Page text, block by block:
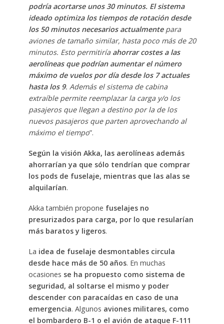
podría acortarse unos 30 minutos. El sistema
ideado optimiza los tiempos de rotación desde
los 50 minutos necesarios actualmentepara
aviones de tamaño similar, hasta poco más de 20
minutos. Esto permitiría ahorrar costes a las
aerolíneas que podrían aumentar el número
máximo de vuelos por día desde los 7 actuales
hasta los 9. Además el sistema de cabina
extraíble permite reemplazar la carga y/o los
pasajeros que llegan a destino por la de los
nuevos pasajeros que parten aprovechando al
máximo el tiempo”.
Según la visión Akka, las aerolíneas además
ahorrarían ya que sólo tendrían que comprar
los pods de fuselaje, mientras que las alas se
alquilarían.
Akka también propone fuselajes no
presurizados para carga, por lo que resularían
más baratos y ligeros.
La idea de fuselaje desmontables circula
desde hace más de 50 años. En muchas
ocasiones se ha propuesto como sistema de
seguridad, al soltarse el mismo y poder
descender con paracaídas en caso de una
emergencia. Algunos aviones militares, como
el bombardero B-1 o el avión de ataque F-111